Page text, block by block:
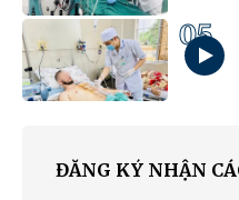
05
ĐĂNG KÝ NHẬN